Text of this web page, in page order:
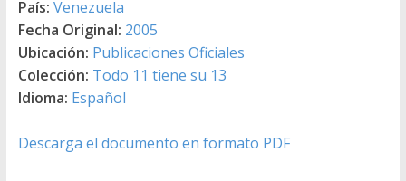
País: Venezuela
Fecha Original: 2005
Ubicación: Publicaciones Oficiales
Colección: Todo 11 tiene su 13
Idioma: Español
Descarga el documento en formato PDF